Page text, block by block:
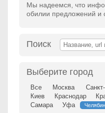
Мы надеемся, что
обилии предложений и
Поиск
Выберите город
Все Москва
Киев
Краснодар
Самара
Уфа